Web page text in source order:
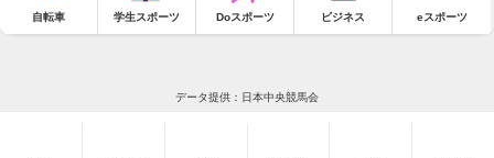
自転車 学生スポーツ Doスポーツ ビジネス eスポーツ
データ提供：日本中央競馬会